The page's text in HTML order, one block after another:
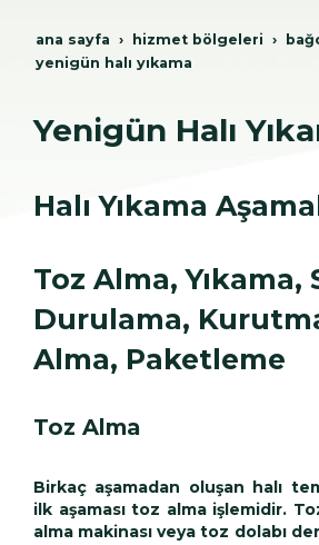
ana sayfa hi̇zmet bölgeleri̇
yenigün halı yıkama
Yenigün Halı
Halı Yıkama
Toz Alma, Yıkama,
Durulama,
Alma, Paketleme
Toz Alma
Birkaç aşamadan oluşan halı
ilk aşaması toz alma işlemidir.
alma makinası veya toz dolabı